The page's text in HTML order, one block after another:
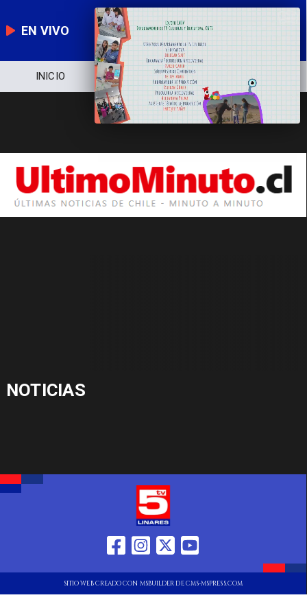
EN VIVO
INICIO NOTICIERO POLÍTICA
NOTICIAS
SITIO WEB CREADO CON MSBUILDER DE CMS-MSPRESS.COM